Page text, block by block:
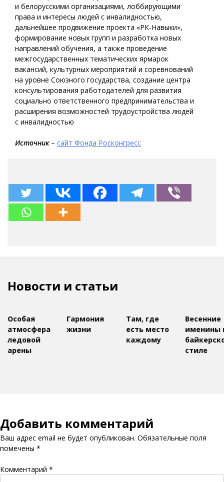
и белорусскими организациями, лоббирующими
права и интересы людей с инвалидностью,
дальнейшее продвижение проекта «РК-Навыки»,
формирование новых групп и разработка новых
направлений обучения, а также проведение
межгосударственных тематических ярмарок
вакансий, культурных мероприятий и соревнований
на уровне Союзного государства, создание центра
консультирования работодателей для развития
социально ответственного предпринимательства и
расширения возможностей трудоустройства людей
с инвалидностью
Источник– сайт Фонда Росконгресс
Новости и статьи
Особая
атмосфера
ледовой
арены
Гармония
жизни
Там, где
есть место
каждому
Весенние
именины
стиле
Добавить комментарий
Ваш адрес email не будет опубликован. Обязательные поля
помечены *
Комментарий *